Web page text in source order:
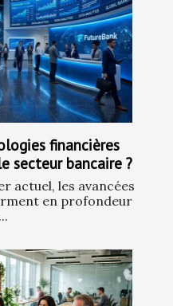
financières
secteur bancaire ?
actuel, les avancées
en profondeur